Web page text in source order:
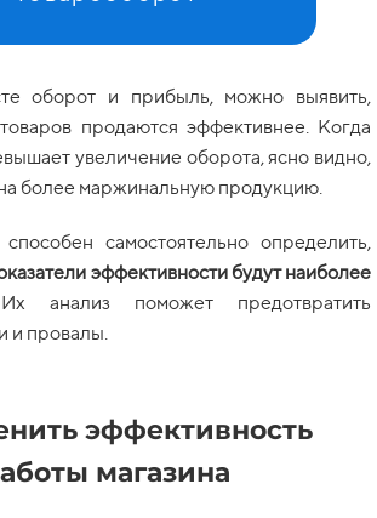
оборот и прибыль, можно выявить,
продаются эффективнее. Когда
увеличение оборота, ясно видно,
более маржинальную продукцию.
самостоятельно определить,
эффективности будут наиболее
анализ поможет предотвратить
и провалы.
эффективность
магазина